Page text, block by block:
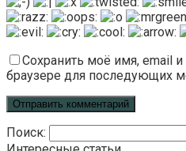
Сохранить моё имя, email и
браузере для последующих
Поиск: